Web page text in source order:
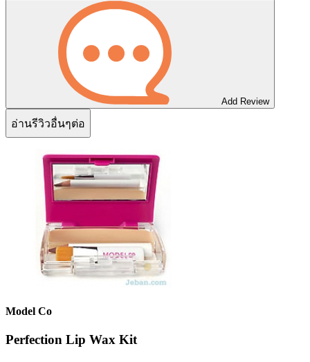
Add Review
อ่านรีวิวอื่นๆต่อ
Model Co
Perfection Lip Wax Kit